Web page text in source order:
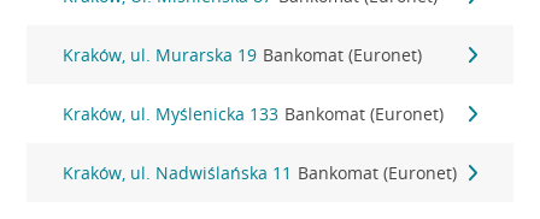
Kraków, ul. Murarska 19 Bankomat (Euronet)
Kraków, ul. Myślenicka 133 Bankomat (Euronet)
Kraków, ul. Nadwiślańska 11 Bankomat (Euronet)